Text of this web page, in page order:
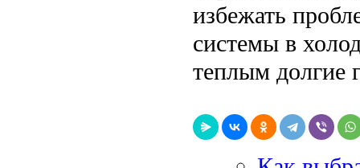
избежать
системы в
теплым долгие